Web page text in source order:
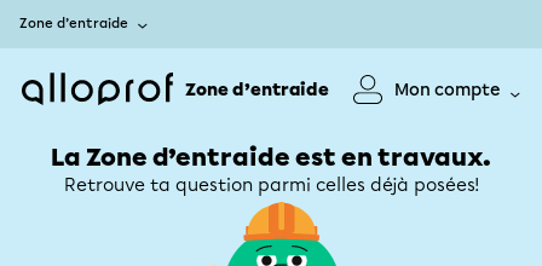
Zone d’entraide
Zone d’entraide Mon compte
La Zone d’entraide est en travaux.
Retrouve ta question parmi celles déjà posées!